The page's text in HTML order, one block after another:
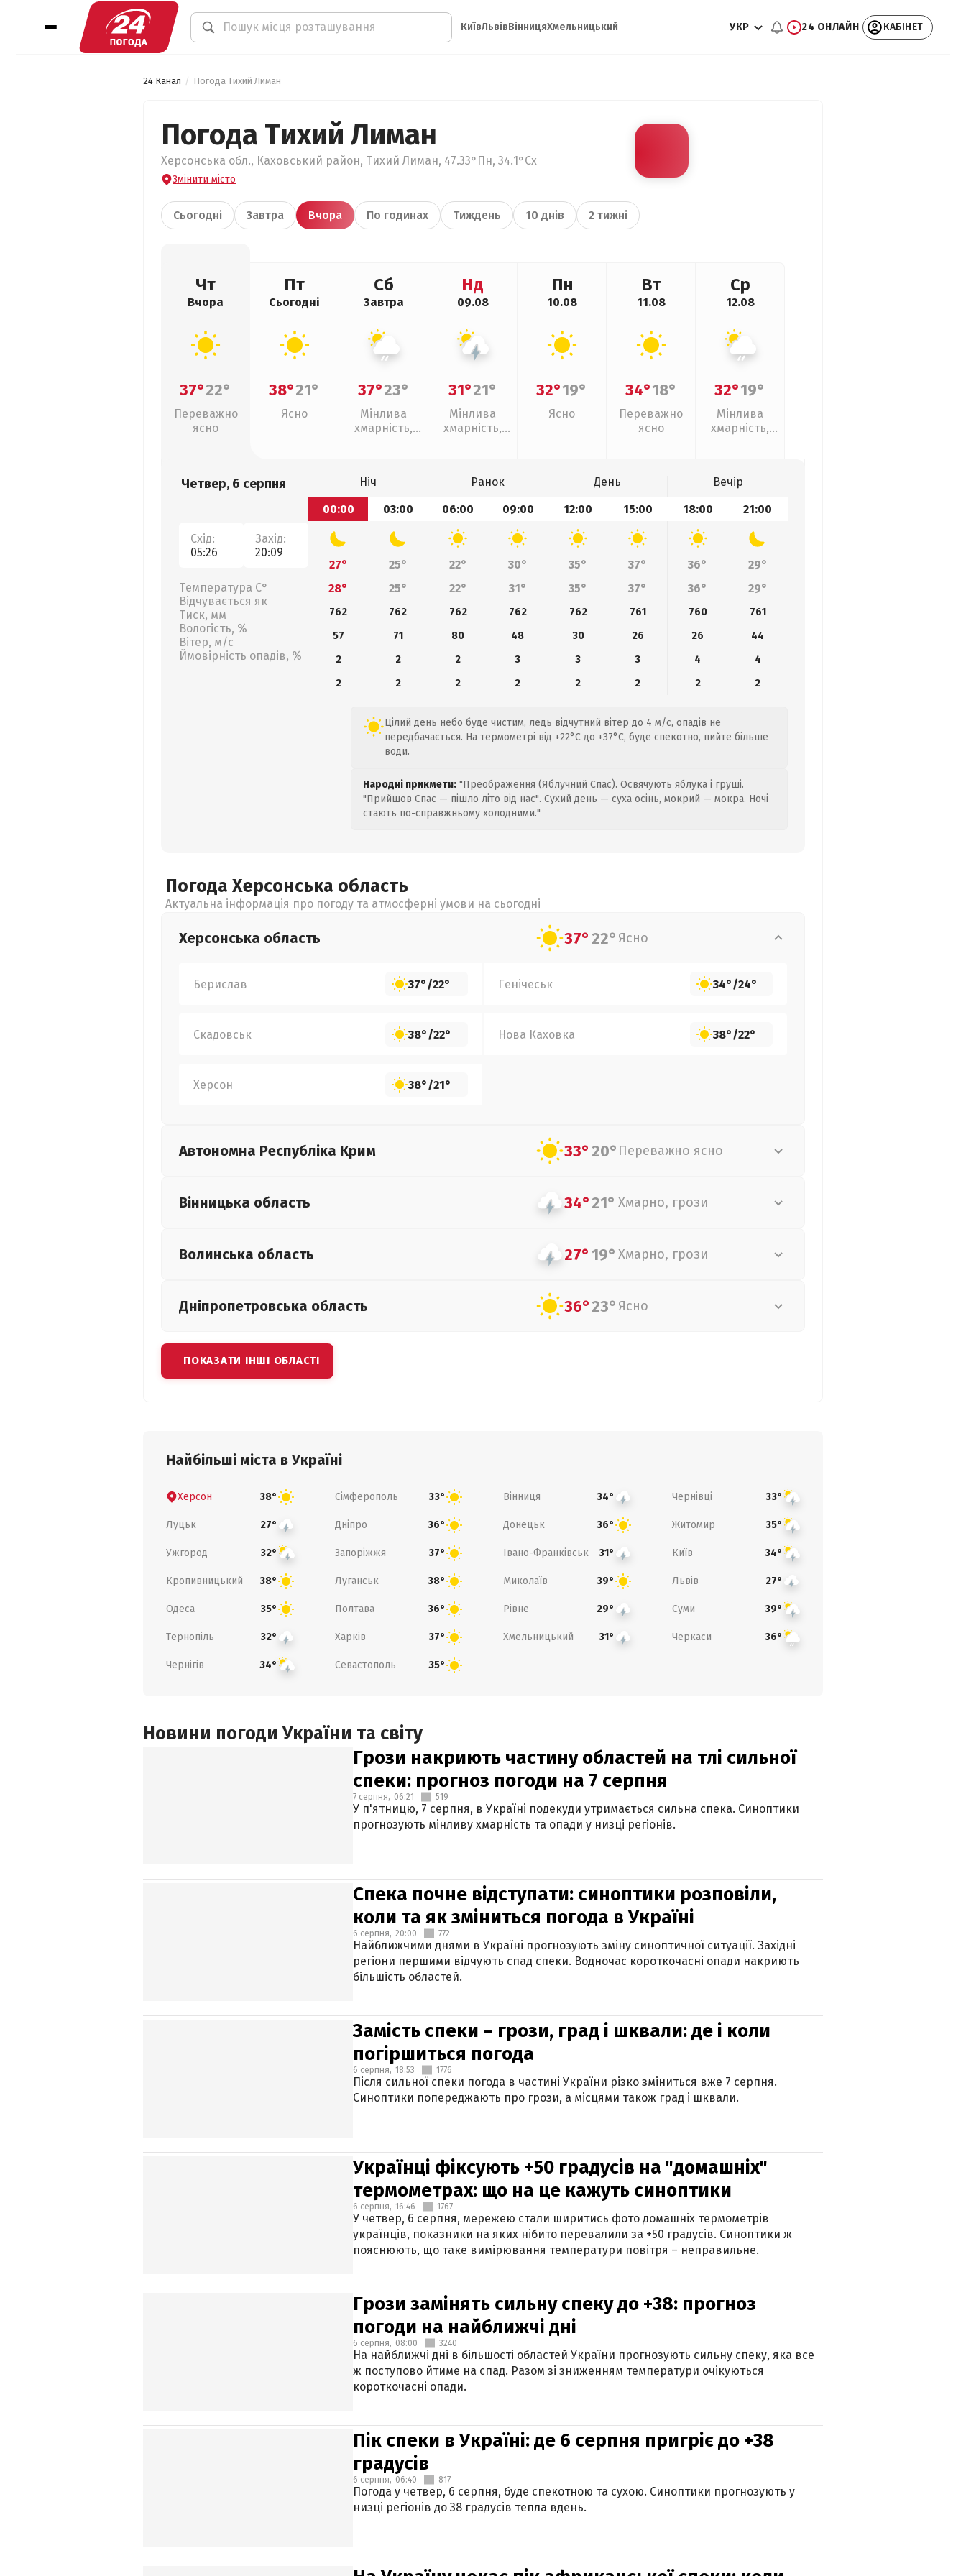
КиївЛьвівВінницяХмельницький УКР 24 ОНЛАЙН КАБІНЕТ
24 Канал Погода Тихий Лиман
Погода Тихий Лиман
Херсонська обл., Каховський район, Тихий Лиман, 47.33°Пн, 34.1°Сх
Змінити місто
Сьогодні Завтра Вчора По годинах Тиждень 10 днів 2 тижні
Чт
Вчора
37°22°
Переважно
ясно
Пт
Сьогодні
38°21°
Ясно
Сб
Завтра
37°23°
Мінлива
хмарність,
Нд
09.08
31°21°
Мінлива
хмарність,
Пн
10.08
32°19°
Ясно
Вт
11.08
34°18°
Переважно
ясно
Ср
12.08
32°19°
Мінлива
хмарність,
Четвер, 6 серпня
Схід:
05:26
Захід:
20:09
Температура С°
Відчувається як
Тиск, мм
Вологість, %
Вітер, м/с
Ймовірність опадів, %
Ніч Ранок День
Вечір
00:00
03:00 06:00 09:00 12:00 15:00 18:00 21:00
27° 25° 22° 30° 35° 37° 36°
29°
28°
25° 22° 31° 35° 37° 36° 29°
762 762 762 762 762 761 760
761
57
71 80 48 30 26 26
44
2
2 2 3 3 3 4
4
2
2 2 2 2 2 2 2
Цілий день небо буде чистим, ледь відчутний вітер до 4 м/с, опадів не
передбачається. На термометрі від +22°C до +37°C, буде спекотно, пийте більше
води.
Народні прикмети: "Преображення (Яблучний Спас). Освячують яблука і груші.
"Прийшов Спас — пішло літо від нас". Сухий день — суха осінь, мокрий — мокра. Ночі
стають по-справжньому холодними."
Погода Херсонська область
Актуальна інформація про погоду та атмосферні умови на сьогодні
Херсонська область 37°22° Ясно
Берислав 37°/22° Генічеськ 34°/24°
Скадовськ 38°/22° Нова Каховка 38°/22°
Херсон 38°/21°
Автономна Республіка Крим 33°20° Переважно ясно
Вінницька область 34°21° Хмарно, грози
Волинська область 27°19° Хмарно, грози
Дніпропетровська область 36°23° Ясно
ПОКАЗАТИ ІНШІ ОБЛАСТІ
Найбільші міста в Україні
Херсон 38° Сімферополь 33° Вінниця 34° Чернівці 33°
Луцьк 27° Дніпро 36° Донецьк 36° Житомир 35°
Ужгород 32° Запоріжжя 37° Івано-Франківськ 31° Київ 34°
Кропивницький 38° Луганськ 38° Миколаїв 39° Львів 27°
Одеса 35° Полтава 36° Рівне 29° Суми 39°
Тернопіль 32° Харків 37° Хмельницький 31° Черкаси 36°
Чернігів 34° Севастополь 35°
Новини погоди України та світу
Грози накриють частину областей на тлі сильної
спеки: прогноз погоди на 7 серпня
7 серпня, 06:21 519
У п'ятницю, 7 серпня, в Україні подекуди утримається сильна спека. Синоптики
прогнозують мінливу хмарність та опади у низці регіонів.
Спека почне відступати: синоптики розповіли,
коли та як зміниться погода в Україні
6 серпня, 20:00 772
Найближчими днями в Україні прогнозують зміну синоптичної ситуації. Західні
регіони першими відчують спад спеки. Водночас короткочасні опади накриють
більшість областей.
Замість спеки – грози, град і шквали: де і коли
погіршиться погода
6 серпня, 18:53 1776
Після сильної спеки погода в частині України різко зміниться вже 7 серпня.
Синоптики попереджають про грози, а місцями також град і шквали.
Українці фіксують +50 градусів на "домашніх"
термометрах: що на це кажуть синоптики
6 серпня, 16:46 1767
У четвер, 6 серпня, мережею стали ширитись фото домашніх термометрів
українців, показники на яких нібито перевалили за +50 градусів. Синоптики ж
пояснюють, що таке вимірювання температури повітря – неправильне.
Грози замінять сильну спеку до +38: прогноз
погоди на найближчі дні
6 серпня, 08:00 3240
На найближчі дні в більшості областей України прогнозують сильну спеку, яка все
ж поступово йтиме на спад. Разом зі зниженням температури очікуються
короткочасні опади.
Пік спеки в Україні: де 6 серпня пригріє до +38
градусів
6 серпня, 06:40 817
Погода у четвер, 6 серпня, буде спекотною та сухою. Синоптики прогнозують у
низці регіонів до 38 градусів тепла вдень.